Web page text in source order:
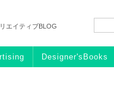
エイティブBLOG
Designer'sBooks